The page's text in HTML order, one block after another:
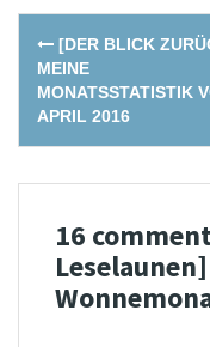
Post
[DER BLICK
MEINE
MONATSSTATISTIK
APRIL 2016
16